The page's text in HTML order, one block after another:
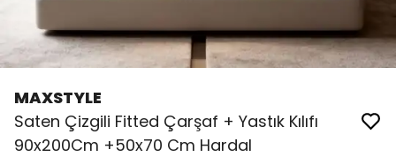
MAXSTYLE
Saten Çizgili Fitted Çarşaf + Yastık Kılıfı
90x200Cm +50x70 Cm Hardal